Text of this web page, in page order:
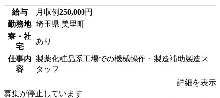
給与 月収例250,000円
勤務地 埼玉県 美里町
寮・社
宅
あり
仕事内
容
製薬化粧品系工場での機械操作・製造補助製造ス
タッフ
詳細を表示
募集が停止しています